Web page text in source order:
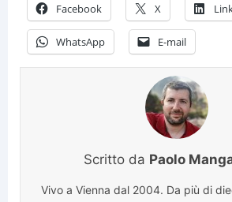
Facebook X
WhatsApp E-mail
Scritto da Paolo
Vivo a Vienna dal 2004. Da più di